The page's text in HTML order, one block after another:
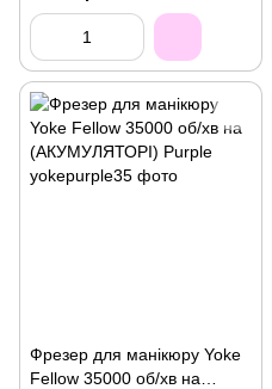
Фрезер для манікюру Yoke
Fellow 35000 об/хв на